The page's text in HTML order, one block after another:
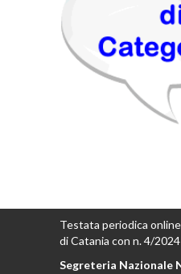
Testata periodica
di Catania con n. 4/2024
Segreteria Nazionale